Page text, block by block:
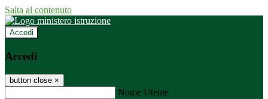
Salta al contenuto
Accedi
Accedi
button close ×
Nome Utente